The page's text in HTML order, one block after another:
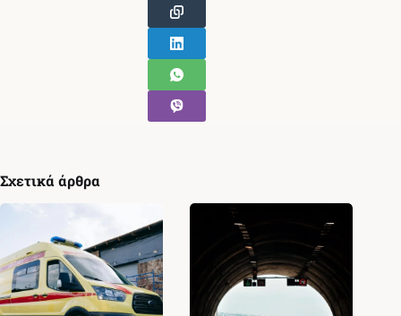
Σχετικά άρθρα